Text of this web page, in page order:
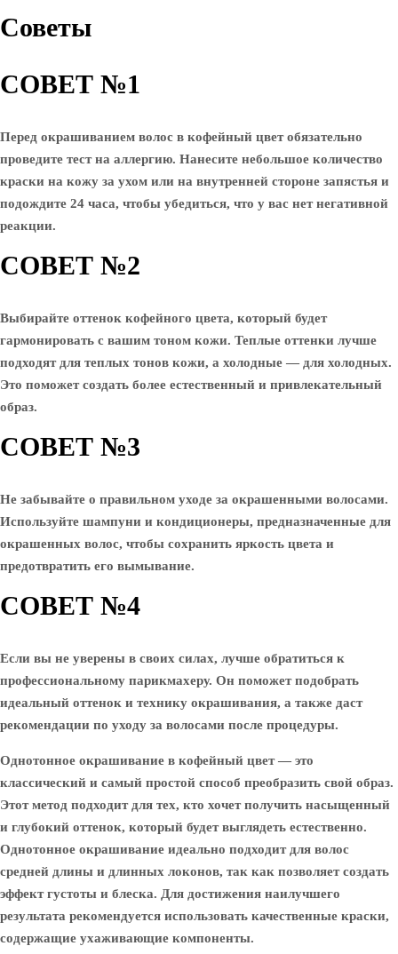
Советы
СОВЕТ №1
Перед окрашиванием волос в кофейный цвет обязательно
проведите тест на аллергию. Нанесите небольшое количество
краски на кожу за ухом или на внутренней стороне запястья и
подождите 24 часа, чтобы убедиться, что у вас нет негативной
реакции.
СОВЕТ №2
Выбирайте оттенок кофейного цвета, который будет
гармонировать с вашим тоном кожи. Теплые оттенки лучше
подходят для теплых тонов кожи, а холодные — для холодных.
Это поможет создать более естественный и привлекательный
образ.
СОВЕТ №3
Не забывайте о правильном уходе за окрашенными волосами.
Используйте шампуни и кондиционеры, предназначенные для
окрашенных волос, чтобы сохранить яркость цвета и
предотвратить его вымывание.
СОВЕТ №4
Если вы не уверены в своих силах, лучше обратиться к
профессиональному парикмахеру. Он поможет подобрать
идеальный оттенок и технику окрашивания, а также даст
рекомендации по уходу за волосами после процедуры.
Однотонное окрашивание в кофейный цвет — это
классический и самый простой способ преобразить свой образ.
Этот метод подходит для тех, кто хочет получить насыщенный
и глубокий оттенок, который будет выглядеть естественно.
Однотонное окрашивание идеально подходит для волос
средней длины и длинных локонов, так как позволяет создать
эффект густоты и блеска. Для достижения наилучшего
результата рекомендуется использовать качественные краски,
содержащие ухаживающие компоненты.